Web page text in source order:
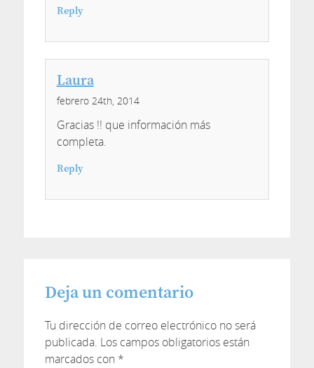
Reply
Laura
febrero 24th, 2014
Gracias !! que información más
completa.
Reply
Deja un comentario
Tu dirección de correo electrónico no será
publicada. Los campos obligatorios están
marcados con *